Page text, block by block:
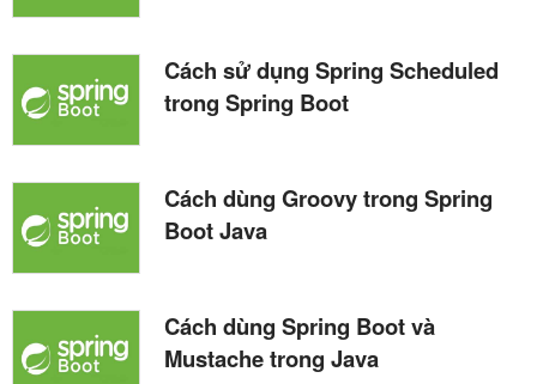
Cách sử dụng Spring Scheduled
trong Spring Boot
Cách dùng Groovy trong Spring
Boot Java
Cách dùng Spring Boot và
Mustache trong Java